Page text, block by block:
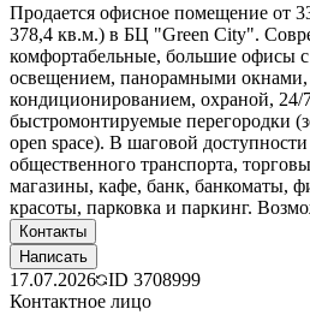
Продается офисное помещение от
378,4 кв.м.) в БЦ "Green City".
комфортабельные, большие офисы
освещением, панорамными окнами,
кондиционированием, охраной, 24/
быстромонтируемые перегородки
open space). В шаговой
общественного транспорта,
магазины, кафе, банк, банкоматы,
красоты, парковка и паркинг.
Контакты
Написать
17.07.2026 ID 3708999
Контактное лицо